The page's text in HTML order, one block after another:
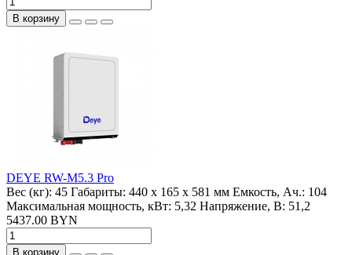
В корзину
DEYE RW-M5.3 Pro
Вес (кг): 45 Габариты: 440 x 165 x 581 мм Емкость, Ач.: 104
Максимальная мощность, кВт: 5,32 Напряжение, В: 51,2
5437.00 BYN
В корзину